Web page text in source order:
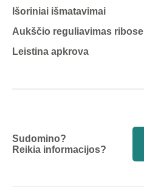
Išoriniai išmatavimai
Aukščio reguliavimas ribose
Leistina apkrova
Sudomino?
Reikia informacijos?